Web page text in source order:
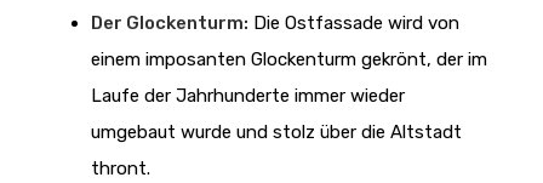
Der Glockenturm: Die Ostfassade wird von
einem imposanten Glockenturm gekrönt, der im
Laufe der Jahrhunderte immer wieder
umgebaut wurde und stolz über die Altstadt
thront.